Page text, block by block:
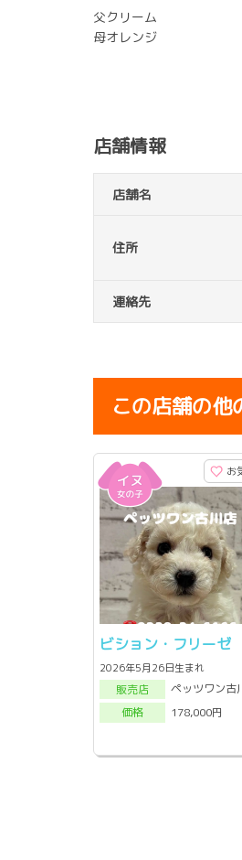
父クリーム
母オレンジ
店舗情報
店舗名
住所
連絡先
この店舗の他
お
ビション・フリーゼ
2026年5月26日生まれ
販売店
ペッツワン古
価格
178,000円